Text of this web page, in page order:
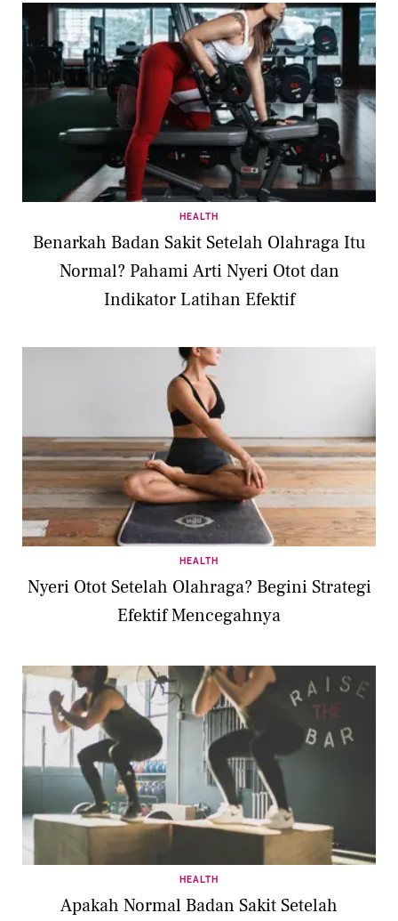
HEALTH
Benarkah Badan Sakit Setelah Olahraga Itu
Normal? Pahami Arti Nyeri Otot dan
Indikator Latihan Efektif
HEALTH
Nyeri Otot Setelah Olahraga? Begini Strategi
Efektif Mencegahnya
HEALTH
Apakah Normal Badan Sakit Setelah